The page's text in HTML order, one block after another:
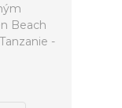
Beach
-